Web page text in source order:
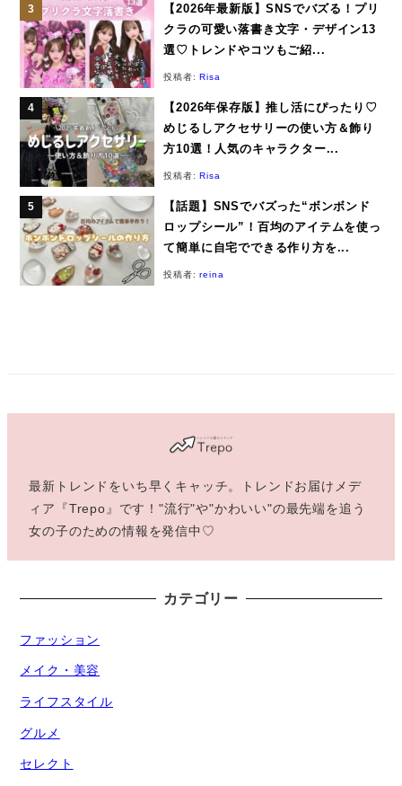
【2026年最新版】SNSでバズる！プリ
クラの可愛い落書き文字・デザイン13
選♡トレンドやコツもご紹...
投稿者:Risa
【2026年保存版】推し活にぴったり♡
めじるしアクセサリーの使い方＆飾り
方10選！人気のキャラクター...
投稿者:Risa
【話題】SNSでバズった“ボンボンド
ロップシール”！百均のアイテムを使っ
て簡単に自宅でできる作り方を...
投稿者:reina
最新トレンドをいち早くキャッチ。トレンドお届けメデ
ィア『Trepo』です！"流行"や"かわいい"の最先端を追う
女の子のための情報を発信中♡
カテゴリー
ファッション
メイク・美容
ライフスタイル
グルメ
セレクト